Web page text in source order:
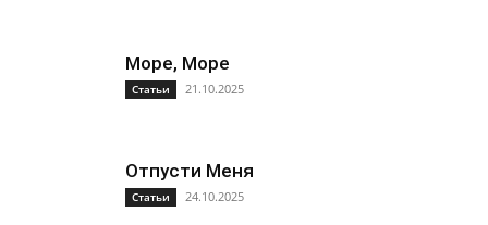
Море, Море
Статьи 21.10.2025
Отпусти Меня
Статьи 24.10.2025